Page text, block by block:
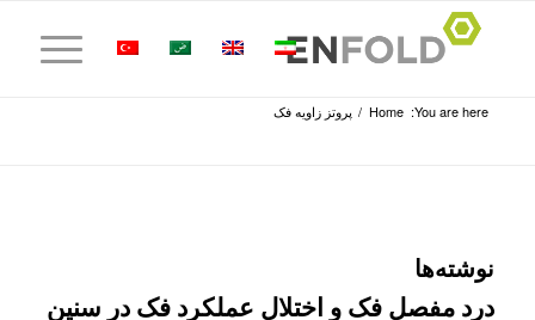
You are here:
Home
/ پروتز زاویه فک
نوشته‌ها
درد مفصل فک و اختلال عملکرد فک در سنین